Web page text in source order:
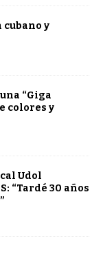
cubano y
“Giga
colores y
Udol
“Tardé 30 años